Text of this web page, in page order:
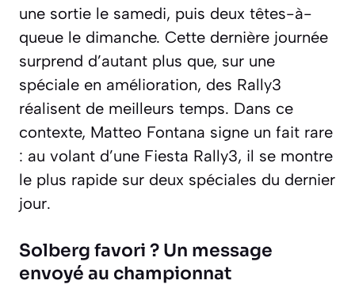
une sortie le samedi, puis deux têtes-à-
queue le dimanche. Cette dernière journée
surprend d’autant plus que, sur une
spéciale en amélioration, des Rally3
réalisent de meilleurs temps. Dans ce
contexte, Matteo Fontana signe un fait rare
: au volant d’une Fiesta Rally3, il se montre
le plus rapide sur deux spéciales du dernier
jour.
Solberg favori ? Un message
envoyé au championnat